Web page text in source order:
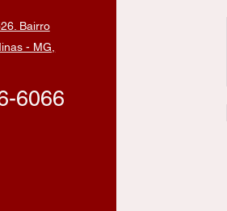
Bairro
- MG,
6066